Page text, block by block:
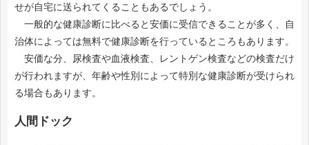
せが自宅に送られてくることもあるでしょう。
一般的な健康診断に比べると安価に受信できることが多く、自
治体によっては無料で健康診断を行っているところもあります。
安価な分、尿検査や血液検査、レントゲン検査などの検査だけ
が行われますが、年齢や性別によって特別な健康診断が受けられ
る場合もあります。
人間ドック